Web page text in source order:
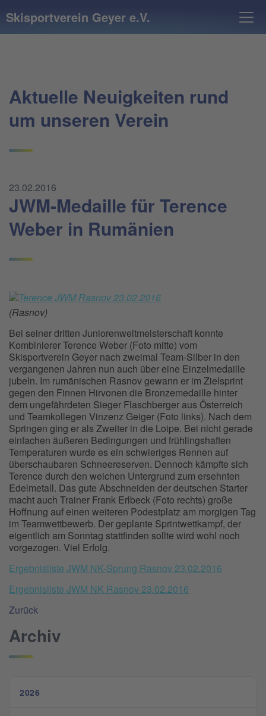
Skisportverein Geyer e.V.
Aktuelle Neuigkeiten rund
um unseren Verein
JWM-Medaille für Terence
Weber in Rumänien
23.02.2016
(Rasnov)
Bei seiner dritten Juniorenweltmeisterschaft konnte
Kombinierer Terence Weber (Foto mitte) vom
Skisportverein Geyer nach zweimal Team-Silber in den
vergangenen Jahren nun auch über eine Einzelmedaille
jubeln. Im rumänischen Rasnov gewann er im Zielsprint
gegen den Finnen Hirvonen die Bronzemedaille hinter
dem ungefährdeten Sieger Flaschberger aus Österreich
und Teamkollegen Vinzenz Geiger (Foto links). Nach dem
Springen ging er als Zweiter in die Loipe. Bei nicht gerade
einfachen äußeren Bedingungen und frühlingshaften
Temperaturen wurde es ein schwieriges Rennen auf
überschaubaren Schneereserven. Dennoch kämpfte sich
Terence durch den weichen Untergrund zum ersehnten
Edelmetall. Das gute Abschneiden der deutschen Starter
macht auch Trainer Frank Erlbeck (Foto rechts) große
Hoffnung auf einen weiteren Podestplatz am morgigen Tag
im Teamwettbewerb. Der geplante Sprintwettkampf, der
eigentlich am Sonntag stattfinden sollte wird wohl noch
vorgezogen. Viel Erfolg.
Ergebnisliste JWM NK-Sprung Rasnov 23.02.2016
Ergebnisliste JWM NK Rasnov 23.02.2016
Zurück
Archiv
2026